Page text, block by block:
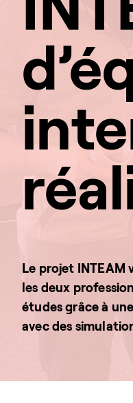
Le projet INTEAM
les deux
études grâce à
avec des